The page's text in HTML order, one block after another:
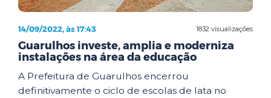
1832 visualizações
14/09/2022, às 17:43
Guarulhos investe, amplia e moderniza
instalações na área da educação
A Prefeitura de Guarulhos encerrou
definitivamente o ciclo de escolas de lata no